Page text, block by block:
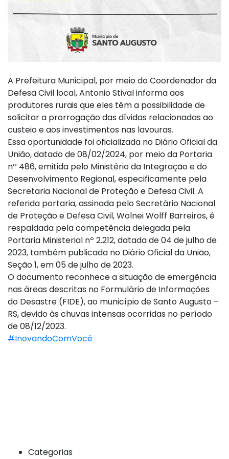
A Prefeitura Municipal, por meio do Coordenador da
Defesa Civil local, Antonio Stival informa aos
produtores rurais que eles têm a possibilidade de
solicitar a prorrogação das dívidas relacionadas ao
custeio e aos investimentos nas lavouras.
Essa oportunidade foi oficializada no Diário Oficial da
União, datado de 08/02/2024, por meio da Portaria
nº 486, emitida pelo Ministério da Integração e do
Desenvolvimento Regional, especificamente pela
Secretaria Nacional de Proteção e Defesa Civil. A
referida portaria, assinada pelo Secretário Nacional
de Proteção e Defesa Civil, Wolnei Wolff Barreiros, é
respaldada pela competência delegada pela
Portaria Ministerial nº 2.212, datada de 04 de julho de
2023, também publicada no Diário Oficial da União,
Seção 1, em 05 de julho de 2023.
O documento reconhece a situação de emergência
nas áreas descritas no Formulário de Informações
do Desastre (FIDE), ao município de Santo Augusto –
RS, devido às chuvas intensas ocorridas no período
de 08/12/2023.
#InovandoComVocê
Categorias